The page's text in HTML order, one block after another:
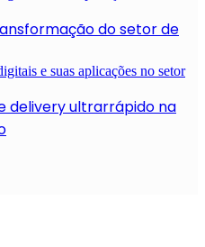
do setor de
delivery ultrarrápido na